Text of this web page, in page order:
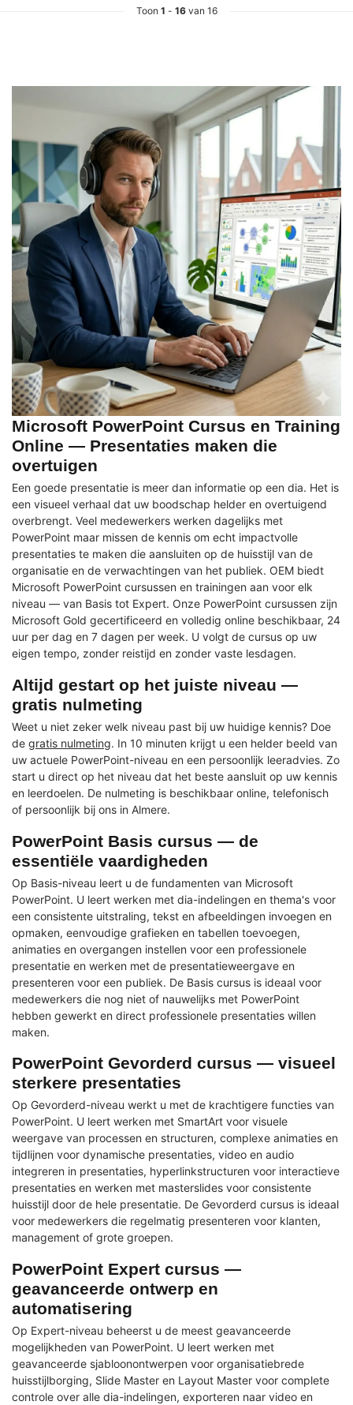
Toon 1 - 16van 16
Microsoft PowerPoint Cursus en Training
Online — Presentaties maken die
overtuigen
Een goede presentatie is meer dan informatie op een dia. Het is
een visueel verhaal dat uw boodschap helder en overtuigend
overbrengt. Veel medewerkers werken dagelijks met
PowerPoint maar missen de kennis om echt impactvolle
presentaties te maken die aansluiten op de huisstijl van de
organisatie en de verwachtingen van het publiek. OEM biedt
Microsoft PowerPoint cursussen en trainingen aan voor elk
niveau — van Basis tot Expert. Onze PowerPoint cursussen zijn
Microsoft Gold gecertificeerd en volledig online beschikbaar, 24
uur per dag en 7 dagen per week. U volgt de cursus op uw
eigen tempo, zonder reistijd en zonder vaste lesdagen.
Altijd gestart op het juiste niveau —
gratis nulmeting
Weet u niet zeker welk niveau past bij uw huidige kennis? Doe
de gratis nulmeting. In 10 minuten krijgt u een helder beeld van
uw actuele PowerPoint-niveau en een persoonlijk leeradvies. Zo
start u direct op het niveau dat het beste aansluit op uw kennis
en leerdoelen. De nulmeting is beschikbaar online, telefonisch
of persoonlijk bij ons in Almere.
PowerPoint Basis cursus — de
essentiële vaardigheden
Op Basis-niveau leert u de fundamenten van Microsoft
PowerPoint. U leert werken met dia-indelingen en thema's voor
een consistente uitstraling, tekst en afbeeldingen invoegen en
opmaken, eenvoudige grafieken en tabellen toevoegen,
animaties en overgangen instellen voor een professionele
presentatie en werken met de presentatieweergave en
presenteren voor een publiek. De Basis cursus is ideaal voor
medewerkers die nog niet of nauwelijks met PowerPoint
hebben gewerkt en direct professionele presentaties willen
maken.
PowerPoint Gevorderd cursus — visueel
sterkere presentaties
Op Gevorderd-niveau werkt u met de krachtigere functies van
PowerPoint. U leert werken met SmartArt voor visuele
weergave van processen en structuren, complexe animaties en
tijdlijnen voor dynamische presentaties, video en audio
integreren in presentaties, hyperlinkstructuren voor interactieve
presentaties en werken met masterslides voor consistente
huisstijl door de hele presentatie. De Gevorderd cursus is ideaal
voor medewerkers die regelmatig presenteren voor klanten,
management of grote groepen.
PowerPoint Expert cursus —
geavanceerde ontwerp en
automatisering
Op Expert-niveau beheerst u de meest geavanceerde
mogelijkheden van PowerPoint. U leert werken met
geavanceerde sjabloonontwerpen voor organisatiebrede
huisstijlborging, Slide Master en Layout Master voor complete
controle over alle dia-indelingen, exporteren naar video en